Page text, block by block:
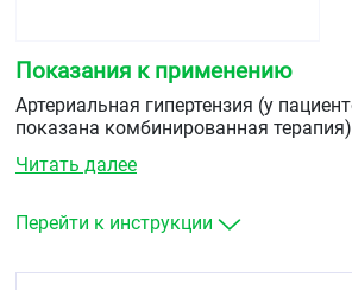
Показания к применению
Артериальная гипертензия (у
показана комбинированная
Читать далее
Перейти к инструкции